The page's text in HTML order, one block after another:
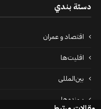
دستة بندي
اقتصاد و عمران
اقلیت‌ها
بین‌المللی
پرونده‌ها